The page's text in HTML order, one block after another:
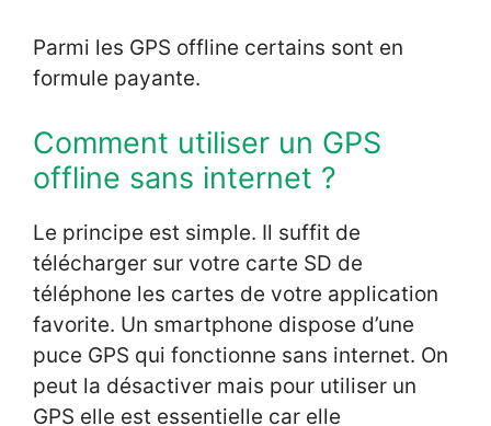
Parmi les GPS offline certains sont en
formule payante.
Comment utiliser un GPS
offline sans internet ?
Le principe est simple. Il suffit de
télécharger sur votre carte SD de
téléphone les cartes de votre application
favorite. Un smartphone dispose d’une
puce GPS qui fonctionne sans internet. On
peut la désactiver mais pour utiliser un
GPS elle est essentielle car elle